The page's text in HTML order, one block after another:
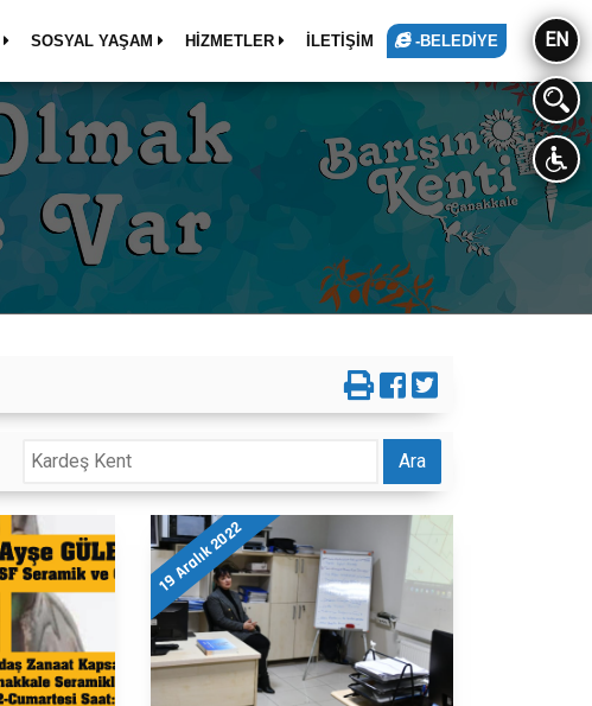
SOSYAL YAŞAM HİZMETLER İLETİŞİM -BELEDİYE EN
Ara
19 Aralık 2022